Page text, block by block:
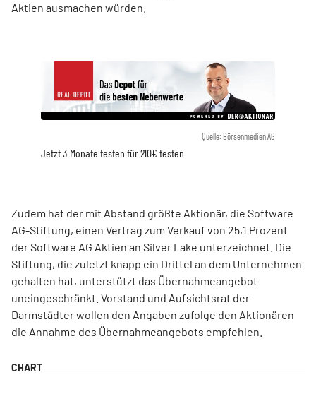
Aktien ausmachen würden.
Quelle: Börsenmedien AG
Jetzt 3 Monate testen für 210€ testen
Zudem hat der mit Abstand größte Aktionär, die Software
AG-Stiftung, einen Vertrag zum Verkauf von 25,1 Prozent
der Software AG Aktien an Silver Lake unterzeichnet. Die
Stiftung, die zuletzt knapp ein Drittel an dem Unternehmen
gehalten hat, unterstützt das Übernahmeangebot
uneingeschränkt. Vorstand und Aufsichtsrat der
Darmstädter wollen den Angaben zufolge den Aktionären
die Annahme des Übernahmeangebots empfehlen.